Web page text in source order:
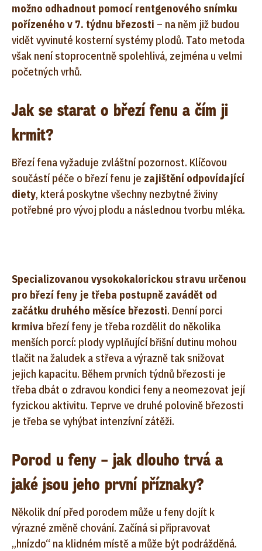
možno odhadnout pomocí rentgenového snímku
pořízeného v 7. týdnu březosti – na něm již budou
vidět vyvinuté kosterní systémy plodů. Tato metoda
však není stoprocentně spolehlivá, zejména u velmi
početných vrhů.
Jak se starat o březí fenu a čím ji
krmit?
Březí fena vyžaduje zvláštní pozornost. Klíčovou
součástí péče o březí fenu je zajištění odpovídající
diety, která poskytne všechny nezbytné živiny
potřebné pro vývoj plodu a následnou tvorbu mléka.
Specializovanou vysokokalorickou stravu určenou
pro březí feny je třeba postupně zavádět od
začátku druhého měsíce březosti. Denní porci
krmiva březí feny je třeba rozdělit do několika
menších porcí: plody vyplňující břišní dutinu mohou
tlačit na žaludek a střeva a výrazně tak snižovat
jejich kapacitu. Během prvních týdnů březosti je
třeba dbát o zdravou kondici feny a neomezovat její
fyzickou aktivitu. Teprve ve druhé polovině březosti
je třeba se vyhýbat intenzívní zátěži.
Porod u feny – jak dlouho trvá a
jaké jsou jeho první příznaky?
Několik dní před porodem může u feny dojít k
výrazné změně chování. Začíná si připravovat
„hnízdo“ na klidném místě a může být podrážděná.